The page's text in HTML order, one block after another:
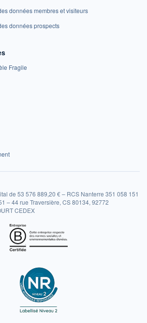
données membres et visiteurs
données prospects
Fragile
de 53 576 889,20 € – RCS Nanterre 351 058 151
– 44 rue Traversière, CS 80134, 92772
CEDEX